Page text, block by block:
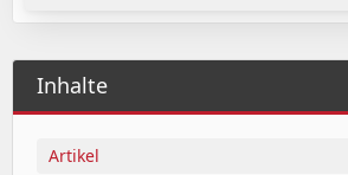
Inhalte
Artikel